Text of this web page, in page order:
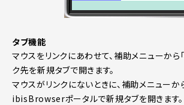
タブ機能
マウスをリンクにあわせて、補助メニューから
ク先を新規タブで開きます。
マウスがリンクにないときに、補助メニューから
ibisBrowserポータルで新規タブを開きます。